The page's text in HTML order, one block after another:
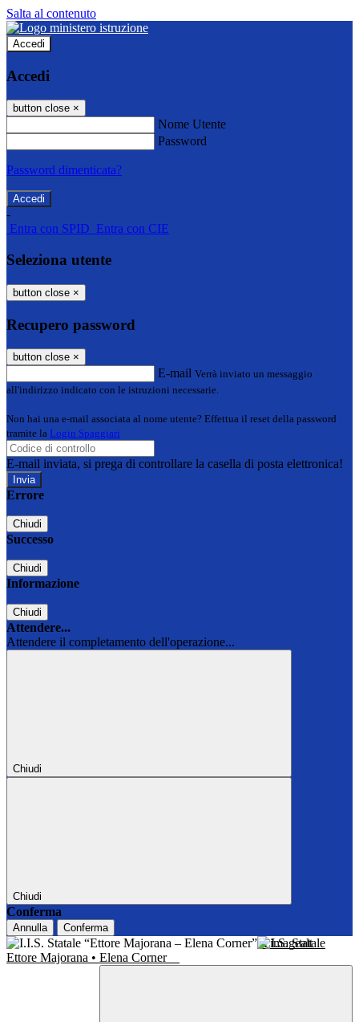
Salta al contenuto
Accedi
Accedi
button close ×
Nome Utente
Password
Password dimenticata?
-
Entra con SPID Entra con CIE
Seleziona utente
button close ×
Recupero password
button close ×
E-mail Verrà inviato un messaggio
all'indirizzo indicato con le istruzioni necessarie.
Non hai una e-mail associata al nome utente? Effettua il reset della password
tramite la Login Spaggiari
E-mail inviata, si prega di controllare la casella di posta elettronica!
Errore
Chiudi
Successo
Chiudi
Informazione
Chiudi
Attendere...
Attendere il completamento dell'operazione...
Chiudi
Chiudi
Conferma
Annulla Conferma
I.I.S. Statale
Ettore Majorana • Elena Corner